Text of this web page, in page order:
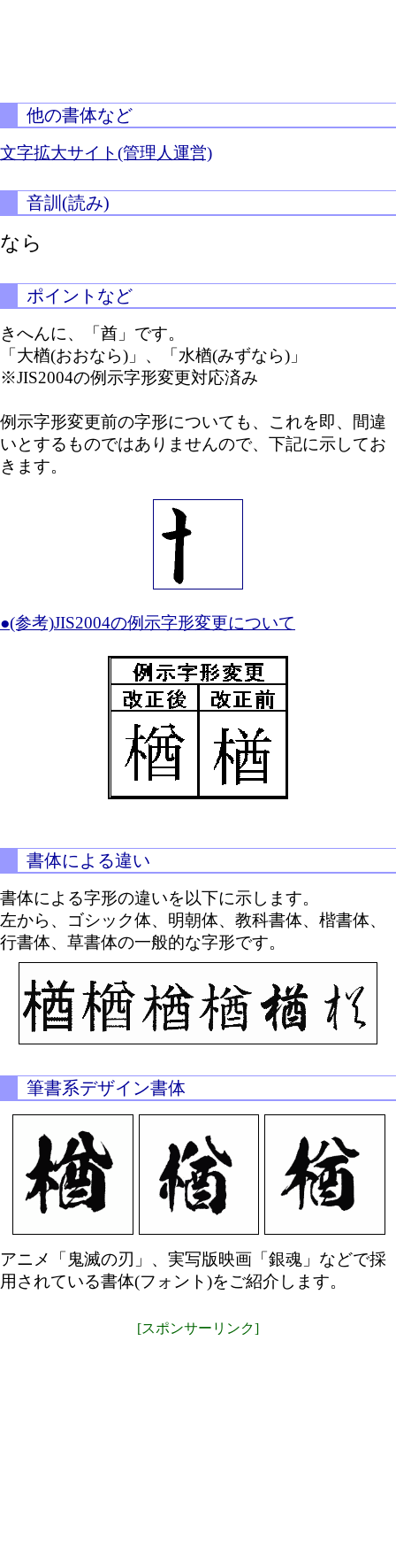
他の書体など
文字拡大サイト(管理人運営)
音訓(読み)
なら
ポイントなど
きへんに、「酋」です。
「大楢(おおなら)」、「水楢(みずなら)」
※JIS2004の例示字形変更対応済み
例示字形変更前の字形についても、これを即、間違
いとするものではありませんので、下記に示してお
きます。
●(参考)JIS2004の例示字形変更について
書体による違い
書体による字形の違いを以下に示します。
左から、ゴシック体、明朝体、教科書体、楷書体、
行書体、草書体の一般的な字形です。
筆書系デザイン書体
アニメ「鬼滅の刃」、実写版映画「銀魂」などで採
用されている書体(フォント)をご紹介します。
[スポンサーリンク]